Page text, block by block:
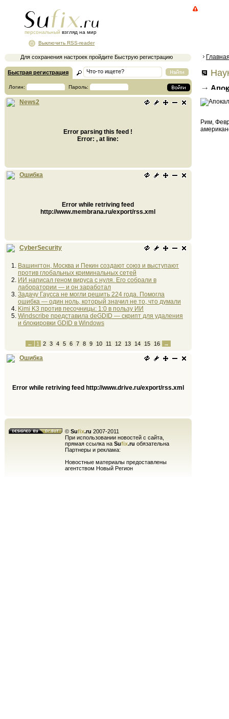
персональный взгляд на мир
Для сохранения настроек пройдите Быструю регистрацию
Выключить RSS-reader
Быстрая регистрация
Логин: Пароль:
News2
Error parsing this feed !
Error: , at line:
Ошибка
Error while retriving feed
http://www.membrana.ru/export/rss.xml
CyberSecurity
Вашингтон, Москва и Пекин создают союз и выступают
против глобальных криминальных сетей
ИИ написал геном вируса с нуля. Его собрали в
лаборатории — и он заработал
Задачу Гаусса не могли решить 224 года. Помогла
ошибка — один ноль, который значил не то, что думали
Kimi K3 против песочницы: 1:0 в пользу ИИ
Windscribe представила deGDID — скрипт для удаления
и блокировки GDID в Windows
← 1 2 3 4 5 6 7 8 9 10 11 12 13 14 15 16 →
Ошибка
Error while retriving feed http://www.drive.ru/export/rss.xml
© Sufix.ru 2007-2011
При использовании новостей с сайта,
прямая ссылка на Sufix.ru обязательна
Партнеры и реклама:
Новостные материалы предоставлены
агентством Новый Регион
полей
Рим,